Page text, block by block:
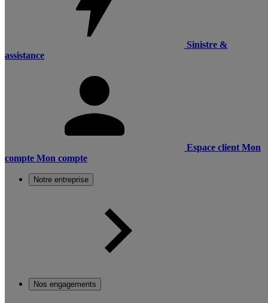
Sinistre &
assistance
Espace client Mon
compte Mon compte
Notre entreprise
Nos engagements